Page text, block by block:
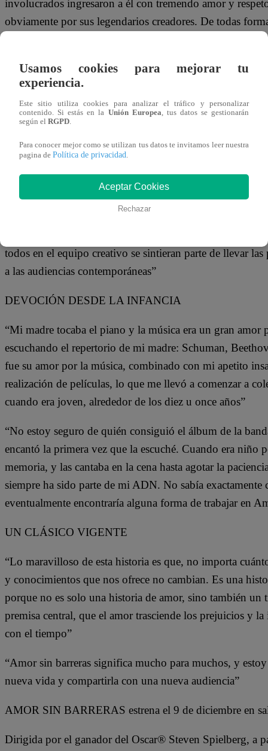
involucrados ingresaron a él con tremendo amor y
obviamente por sus legendarios creadores. De todas
una película para nuestro tiempo y hacerla con una
EL CAMINO PROPIO
“Esas cuatro personas [Leonard Bernstein, Arthur
absolutamente original, y nadie puede capturar ese tipo
demandas, también esperábamos tratar de encontrar
algo tan nuevo, tan fresco”
todos en el equipo creativo se sintieran parte de llevar
a las audiencias contemporáneas”
DEVOCIÓN DESDE LA INFANCIA
“Mi madre tocaba el piano y la música era un gran amor
escuchando el repertorio de mi madre: Schuman,
fue su amor por la música, combinado con mi apetito
realización de películas, lo que me llevó a comenzar a
cuando era joven, alrededor de los diez u once años”
“No estoy seguro de quién consiguió el álbum de la
encantó la primera vez que la escuché. Cuando era niño
memoria, y las cantaba en la cena hasta agotar la
siempre ha sido parte de mi ADN. No sabía
eventualmente encontraría alguna forma de trabajar en
UN CLÁSICO VIGENTE
“Lo maravilloso de esta historia es que, no importa
y conocimientos que nos ofrece no cambian. Es una
porque no es solo una historia de amor, sino también
premisa central, que el amor trasciende los prejuicios y
con el tiempo”
“Amor sin barreras significa mucho para muchos, y
nueva vida y compartirla con una nueva audiencia”
AMOR SIN BARRERAS estrena el 9 de diciembre en
Dirigida por el ganador del Oscar® Steven Spielberg, a
Usamos cookies para mejorar tu
experiencia.
Este sitio utiliza cookies para analizar el tráfico y personalizar
contenido. Si estás en la Unión Europea , tus datos se gestionarán
según el RGPD
Para conocer mejor como se utilizan tus datos te invitamos leer nuestra
pagina de Política de privacidad
Aceptar Cookies
Rechazar